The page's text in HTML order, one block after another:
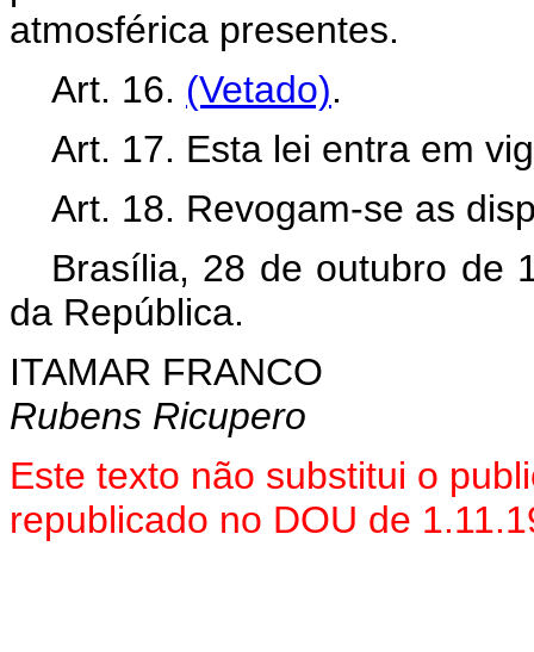
atmosférica presentes.
Art. 16. (Vetado).
Art. 17. Esta lei entra em
Art. 18. Revogam-se as
Brasília, 28 de outubro de
da República.
ITAMAR FRANCO
Rubens Ricupero
Este texto não substitui o
republicado no DOU de